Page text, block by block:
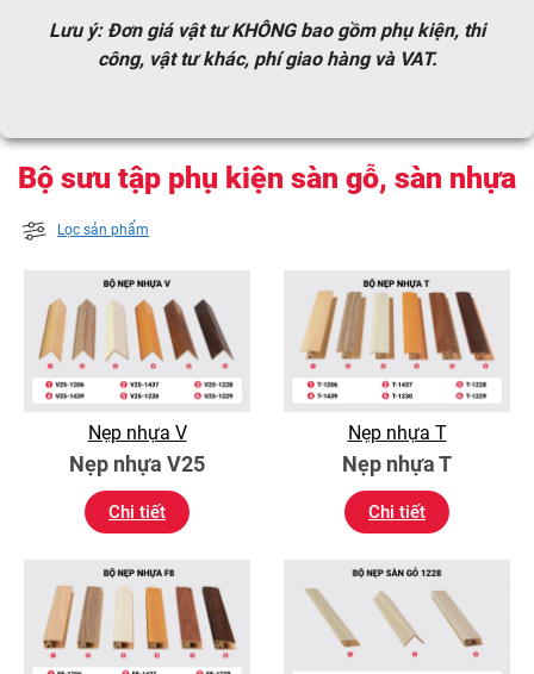
Lưu ý: Đơn giá vật tư KHÔNG bao gồm phụ kiện, thi
công, vật tư khác, phí giao hàng và VAT.
Bộ sưu tập phụ kiện sàn gỗ, sàn nhựa
Lọc sản phẩm
Nẹp nhựa V
Nẹp nhựa V25
Chi tiết
Nẹp nhựa T
Nẹp nhựa T
Chi tiết